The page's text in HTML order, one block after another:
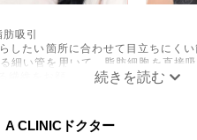
吸引
したい箇所に合わせて目立ちにく
細い管を用いて、脂肪細胞を直接
繊維をお顔の目立たない部分から
、熱感、痛み、しびれ、むくみ、
ます。また、稀に貧血、細菌感染
A CLINICドクター